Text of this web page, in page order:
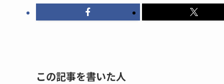
この記事を書いた人